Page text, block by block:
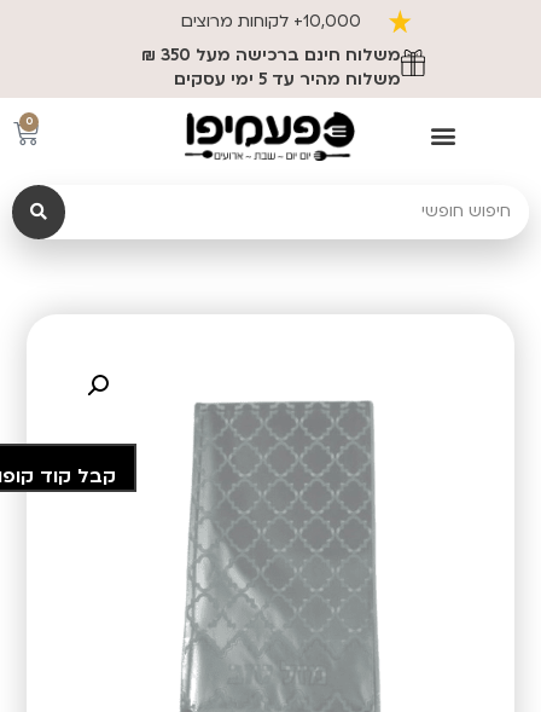
10,000+ לקוחות מרוצים
משלוח חינם ברכישה מעל 350 ₪
משלוח מהיר עד 5 ימי עסקים
0
קבל קוד